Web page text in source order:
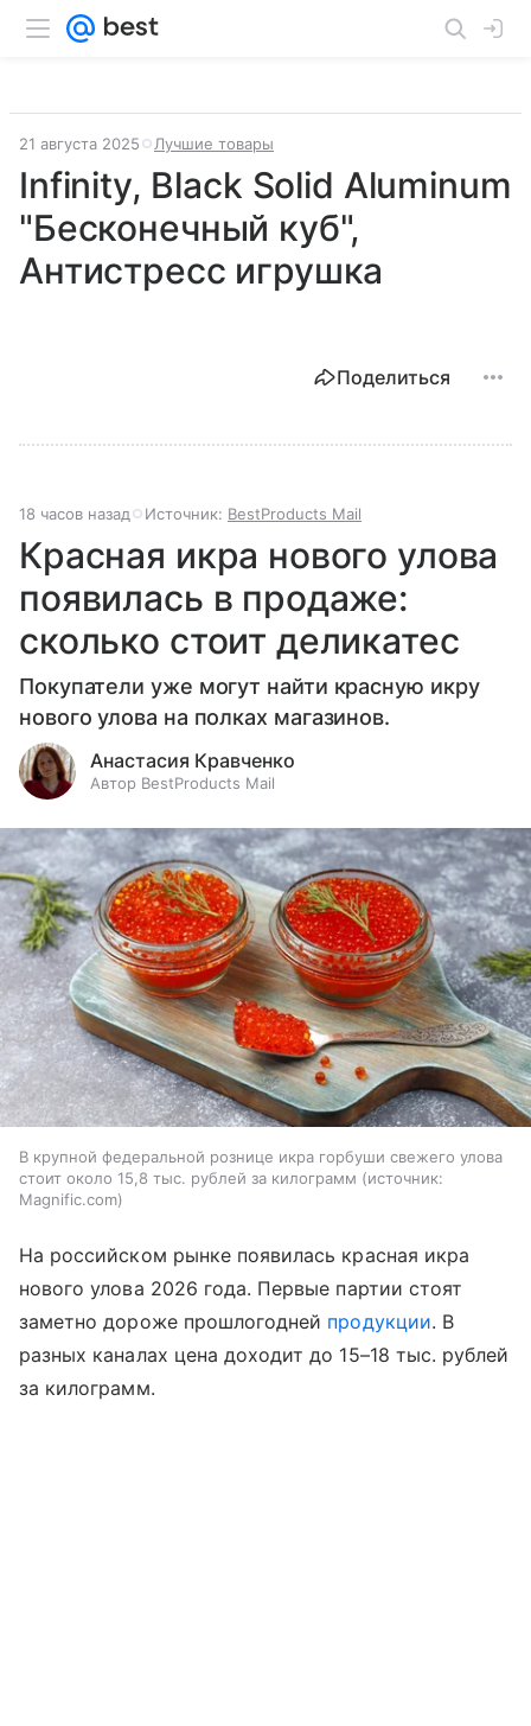
21 августа 2025 Лучшие товары
Infinity, Black Solid Aluminum
"Бесконечный куб",
Антистресс игрушка
Поделиться
18 часов назад Источник: BestProducts Mail
Красная икра нового улова
появилась в продаже:
сколько стоит деликатес
Покупатели уже могут найти красную икру
нового улова на полках магазинов.
Анастасия Кравченко
Автор BestProducts Mail
В крупной федеральной рознице икра горбуши свежего улова
стоит около 15,8 тыс. рублей за килограмм
источник:
Magnific.com
На российском рынке появилась красная икра
нового улова 2026 года. Первые партии стоят
заметно дороже прошлогодней продукции. В
разных каналах цена доходит до 15–18 тыс. рублей
за килограмм.